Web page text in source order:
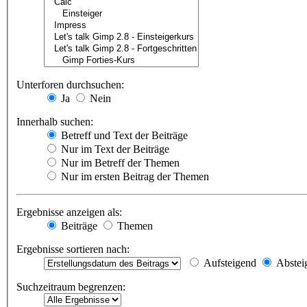
Unterforen durchsuchen:
Ja
Nein
Innerhalb suchen:
Betreff und Text der Beiträge
Nur im Text der Beiträge
Nur im Betreff der Themen
Nur im ersten Beitrag der Themen
Ergebnisse anzeigen als:
Beiträge
Themen
Ergebnisse sortieren nach:
Aufsteigend
Suchzeitraum begrenzen: